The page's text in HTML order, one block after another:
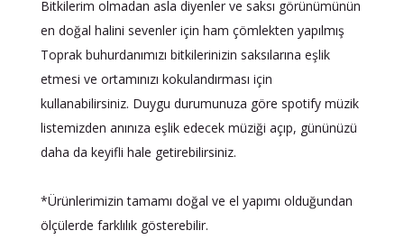
Bitkilerim olmadan asla diyenler ve saksı görünümünün
en doğal halini sevenler için ham çömlekten yapılmış
Toprak buhurdanımızı bitkilerinizin saksılarına eşlik
etmesi ve ortamınızı kokulandırması için
kullanabilirsiniz. Duygu durumunuza göre spotify müzik
listemizden anınıza eşlik edecek müziği açıp, gününüzü
daha da keyifli hale getirebilirsiniz.
*Ürünlerimizin tamamı doğal ve el yapımı olduğundan
ölçülerde farklılık gösterebilir.